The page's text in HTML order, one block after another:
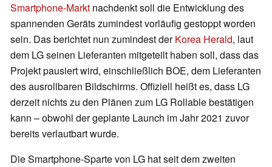
Smartphone-Markt nachdenkt soll die Entwicklung des
spannenden Geräts zumindest vorläufig gestoppt worden
sein. Das berichtet nun zumindest derKorea Herald, laut
dem LG seinen Lieferanten mitgeteilt haben soll, dass das
Projekt pausiert wird, einschließlich BOE, dem Lieferanten
des ausrollbaren Bildschirms. Offiziell heißt es, dass LG
derzeit nichts zu den Plänen zum LG Rollable bestätigen
kann – obwohl der geplante Launch im Jahr 2021 zuvor
bereits verlautbart wurde.
Die Smartphone-Sparte von LG hat seit dem zweiten